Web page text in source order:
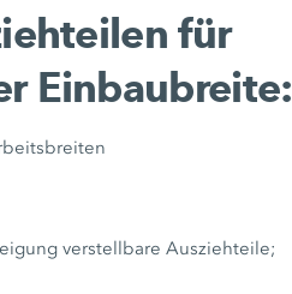
für
Einbaubreite:
verstellbare Ausziehteile;